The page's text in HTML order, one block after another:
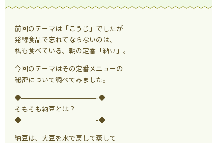
前回のテーマは「こうじ」でしたが
発酵食品で忘れてならないのは、
私も食べている、朝の定番「納豆」。
今回のテーマはその定番メニューの
秘密について調べてみました。
◆———————————-◆
そもそも納豆とは？
◆———————————-◆
納豆は、大豆を水で戻して蒸して